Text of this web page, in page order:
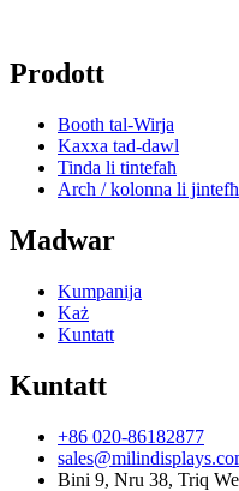
Prodott
Booth tal-Wirja
Kaxxa tad-dawl
Tinda li tintefaħ
Arch / kolonna li
Madwar
Kumpanija
Każ
Kuntatt
Kuntatt
+86 020-86182877
Bini 9, Nru 38, Triq